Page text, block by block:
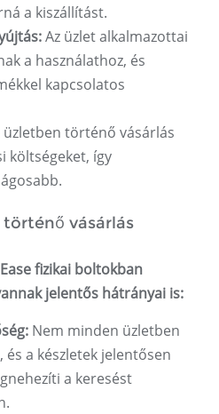
a kiszállítást.
Az üzlet alkalmazottai
a használathoz, és
kapcsolatos
üzletben történő vásárlás
költségeket, így
vásárlás
fizikai boltokban
jelentős hátrányai is:
Nem minden üzletben
és a készletek jelentősen
a keresést